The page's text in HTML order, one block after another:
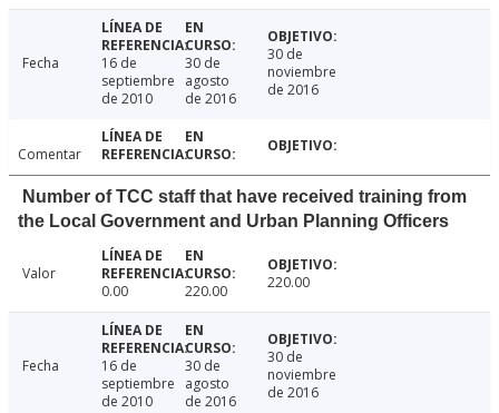
Fecha
16 de
septiembre
de 2010
30 de
agosto
de 2016
30 de
noviembre
de 2016
Comentar
Number of TCC staff that have received training from
the Local Government and Urban Planning Officers
Valor
0.00
220.00 220.00
Fecha
16 de
septiembre
de 2010
30 de
agosto
de 2016
30 de
noviembre
de 2016